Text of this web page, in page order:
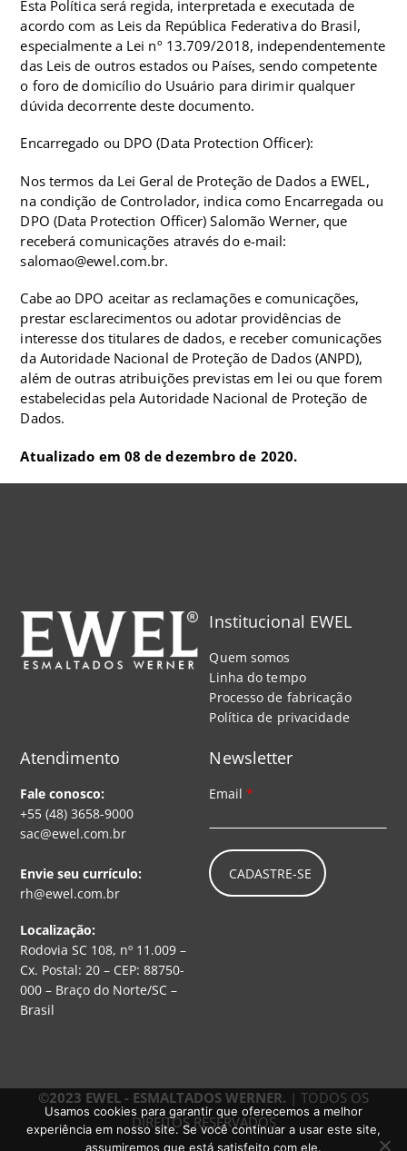
Esta Política será regida, interpretada e executada de
acordo com as Leis da República Federativa do Brasil,
especialmente a Lei nº 13.709/2018, independentemente
das Leis de outros estados ou Países, sendo competente
o foro de domicílio do Usuário para dirimir qualquer
dúvida decorrente deste documento.
Encarregado ou DPO (Data Protection Officer):
Nos termos da Lei Geral de Proteção de Dados a EWEL,
na condição de Controlador, indica como Encarregada ou
DPO (Data Protection Officer) Salomão Werner, que
receberá comunicações através do e-mail:
salomao@ewel.com.br.
Cabe ao DPO aceitar as reclamações e comunicações,
prestar esclarecimentos ou adotar providências de
interesse dos titulares de dados, e receber comunicações
da Autoridade Nacional de Proteção de Dados (ANPD),
além de outras atribuições previstas em lei ou que forem
estabelecidas pela Autoridade Nacional de Proteção de
Dados.
Atualizado em 08 de dezembro de 2020.
Institucional EWEL
Quem somos
Linha do tempo
Processo de fabricação
Política de privacidade
Atendimento
Fale conosco:
+55 (48) 3658-9000
sac@ewel.com.br
Envie seu currículo:
rh@ewel.com.br
Localização:
Rodovia SC 108, nº 11.009 –
Cx. Postal: 20 – CEP: 88750-
000 – Braço do Norte/SC –
Brasil
Newsletter
Email*
CADASTRE-SE
©2023 EWEL - ESMALTADOS WERNER. | TODOS OS
DIREITOS RESERVADOS
Usamos cookies para garantir que oferecemos a melhor
experiência em nosso site. Se você continuar a usar este site,
assumiremos que está satisfeito com ele.